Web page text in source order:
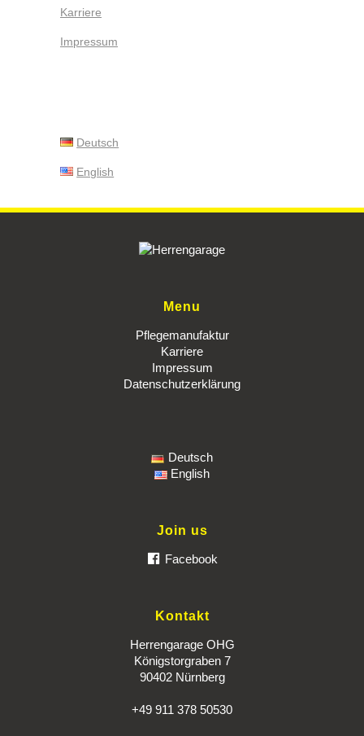
Karriere
Impressum
Deutsch
English
Menu
Pflegemanufaktur
Karriere
Impressum
Datenschutzerklärung
Deutsch
English
Join us
Facebook
Kontakt
Herrengarage OHG
Königstorgraben 7
90402 Nürnberg
+49 911 378 50530